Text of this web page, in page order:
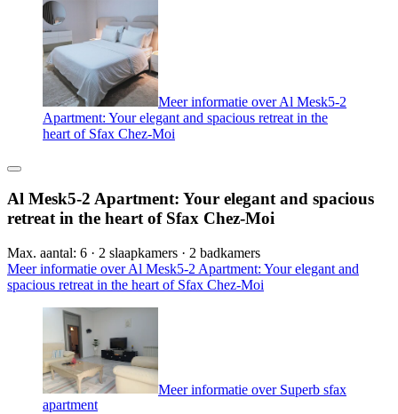
Meer informatie over Al Mesk5-2
Apartment: Your elegant and spacious retreat in the
heart of Sfax Chez-Moi
Al Mesk5-2 Apartment: Your elegant and spacious
retreat in the heart of Sfax Chez-Moi
Max. aantal: 6 · 2 slaapkamers · 2 badkamers
Meer informatie over Al Mesk5-2 Apartment: Your elegant and
spacious retreat in the heart of Sfax Chez-Moi
Meer informatie over Superb sfax
apartment